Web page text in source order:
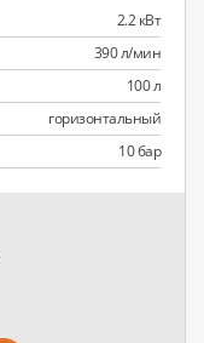
2.2 кВт
390 л/мин
100 л
горизонтальный
10 бар